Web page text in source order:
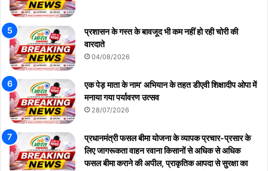
प्रशासन के गस्त के बावजूद भी कम नहीं हो रही चोरी की
वारदाते
04/08/2026
एक पेड़ माता के नाम’ अभियान के तहत डीएवी शिक्षादीप ओपा में
मनाया गया पर्यावरण उत्सव
28/07/2026
प्रधानमंत्री फसल बीमा योजना के व्यापक प्रचार-प्रसार के
लिए जागरूकता वाहन रवाना किसानों से अधिक से अधिक
फसल बीमा कराने की अपील, प्राकृतिक आपदा से सुरक्षा का